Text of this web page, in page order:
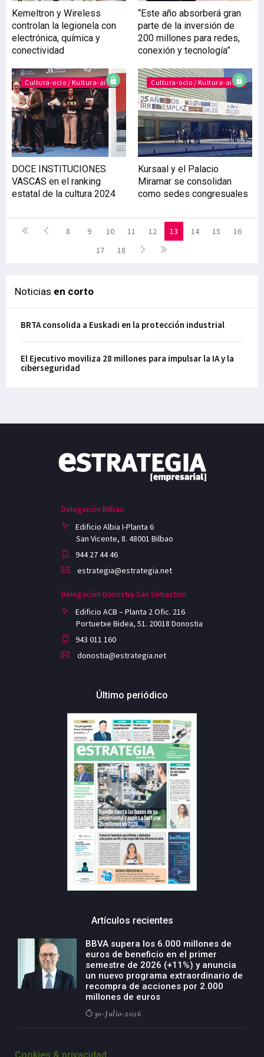
Kemeltron y Wireless
controlan la legionela con
electrónica, química y
conectividad
“Este año absorberá gran
parte de la inversión de
200 millones para redes,
conexión y tecnología”
Cultura-ocio / Kultura-aisia
DOCE INSTITUCIONES
VASCAS en el ranking
estatal de la cultura 2024
Cultura-ocio / Kultura-aisia
Kursaal y el Palacio
Miramar se consolidan
como sedes congresuales
8 9 10 11 12 13 14 15
16
17
18
Noticias en corto
BRTA consolida a Euskadi en la protección industrial
El Ejecutivo moviliza 28 millones para impulsar la IA y la
ciberseguridad
Delegación Bilbao
Edificio Albia I-Planta 6
San Vicente, 8. 48001 Bilbao
944 27 44 46
estrategia@estrategia.net
Delegación Donostia-San Sebastian
Edificio ACB – Planta 2 Ofic. 216
Portuetxe Bidea, 51. 20018 Donostia
943 011 160
donostia@estrategia.net
Último periódico
Artículos recientes
BBVA supera los 6.000 millones de
euros de beneficio en el primer
semestre de 2026 (+11%) y anuncia
un nuevo programa extraordinario de
recompra de acciones por 2.000
millones de euros
30-Julio-2026
negocio agro con un modelo global